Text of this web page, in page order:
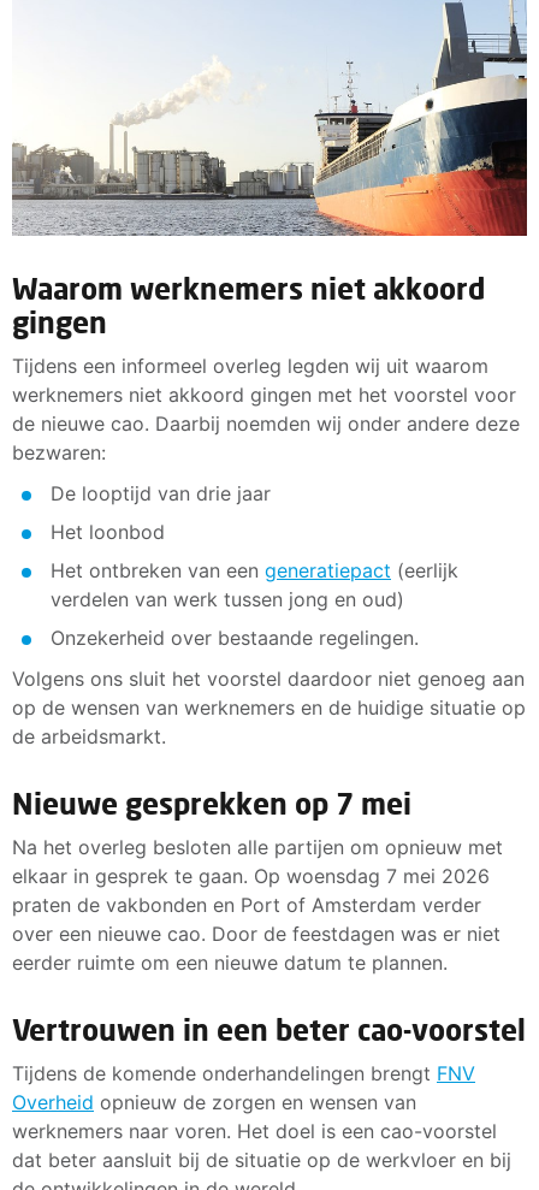
Waarom werknemers niet akkoord
gingen
Tijdens een informeel overleg legden wij uit waarom
werknemers niet akkoord gingen met het voorstel voor
de nieuwe cao. Daarbij noemden wij onder andere deze
bezwaren:
De looptijd van drie jaar
Het loonbod
Het ontbreken van een generatiepact (eerlijk
verdelen van werk tussen jong en oud)
Onzekerheid over bestaande regelingen.
Volgens ons sluit het voorstel daardoor niet genoeg aan
op de wensen van werknemers en de huidige situatie op
de arbeidsmarkt.
Nieuwe gesprekken op 7 mei
Na het overleg besloten alle partijen om opnieuw met
elkaar in gesprek te gaan. Op woensdag 7 mei 2026
praten de vakbonden en Port of Amsterdam verder
over een nieuwe cao. Door de feestdagen was er niet
eerder ruimte om een nieuwe datum te plannen.
Vertrouwen in een beter cao-voorstel
Tijdens de komende onderhandelingen brengt FNV
Overheid opnieuw de zorgen en wensen van
werknemers naar voren. Het doel is een cao-voorstel
dat beter aansluit bij de situatie op de werkvloer en bij